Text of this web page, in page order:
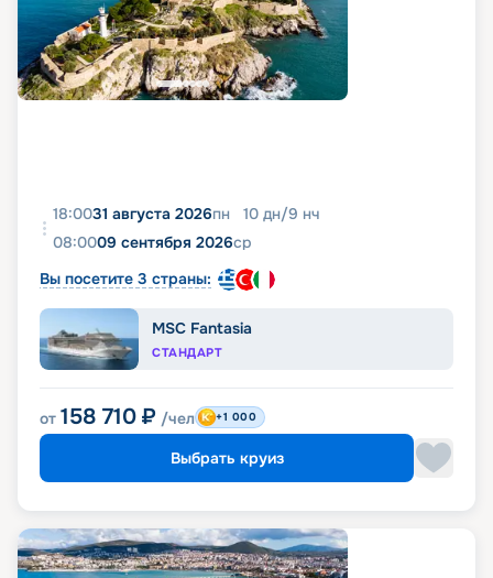
18:0031 августа 2026пн 10 дн/9 нч
08:0009 сентября 2026ср
Вы посетите 3 страны:
MSC Fantasia
СТАНДАРТ
от 158 710 ₽ /чел +1 000
Выбрать круиз